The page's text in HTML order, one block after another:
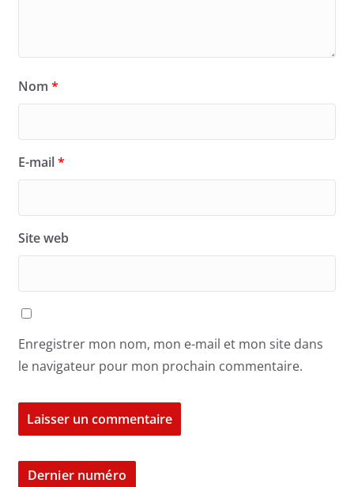
Nom *
E-mail*
Site web
Enregistrer mon nom, mon e-mail et mon site dans
le navigateur pour mon prochain commentaire.
Dernier numéro